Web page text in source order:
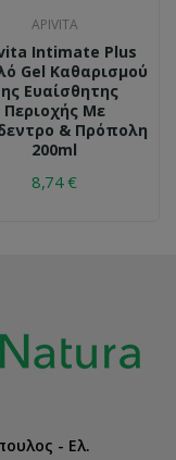
APIVITA
Intimate Plus
Gel Καθαρισμού
Ευαίσθητης
Περιοχής Με
& Πρόπολη
200ml
8,74 €
- Ελ.